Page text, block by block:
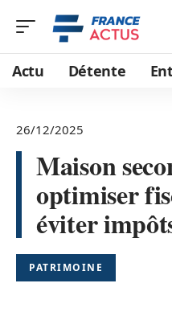
Actu Détente
26/12/2025
Maison
optimiser
éviter
PATRIMOINE